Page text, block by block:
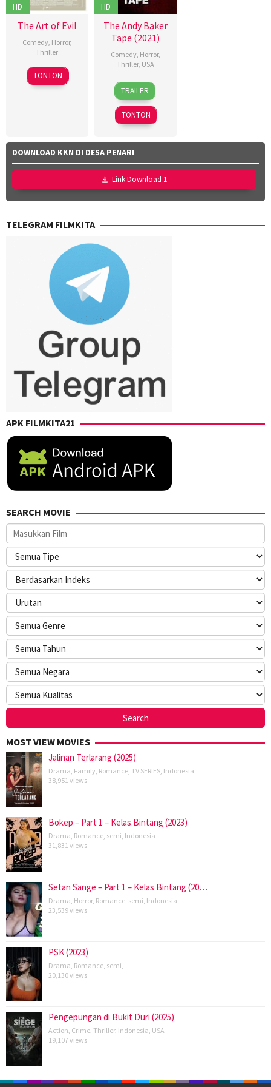
HD
The Art of Evil
Comedy, Horror,
Thriller
TONTON
HD
The Andy Baker
Tape (2021)
Comedy, Horror,
Thriller, USA
12
Aug
2022
Bret
Lada
TRAILER
TONTON
DOWNLOAD KKN DI DESA PENARI
Link Download 1
TELEGRAM FILMKITA
APK FILMKITA21
SEARCH MOVIE
MOST VIEW MOVIES
Jalinan Terlarang (2025)
Drama Family Romance TV SERIES Indonesia
38,951 views
Bokep – Part 1 – Kelas Bintang (2023)
Drama Romance semi Indonesia
31,831 views
Setan Sange – Part 1 – Kelas Bintang (20…
Drama Horror, Romance semi Indonesia
23,539 views
PSK (2023)
Drama Romance semi
20,130 views
Pengepungan di Bukit Duri (2025)
Action Crime Thriller, Indonesia USA
19,107 views